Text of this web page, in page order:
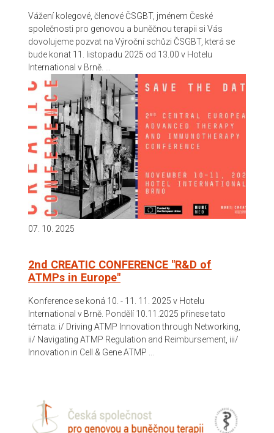
Vážení kolegové, členové ČSGBT, jménem České
společnosti pro genovou a buněčnou terapii si Vás
dovolujeme pozvat na Výroční schůzi ČSGBT, která se
bude konat 11. listopadu 2025 od 13.00 v Hotelu
International v Brně. ...
07. 10. 2025
2nd CREATIC CONFERENCE "R&D of
ATMPs in Europe"
Konference se koná 10. - 11. 11. 2025 v Hotelu
International v Brně. Pondělí 10.11.2025 přinese tato
témata: i/ Driving ATMP Innovation through Networking,
ii/ Navigating ATMP Regulation and Reimbursement, iii/
Innovation in Cell & Gene ATMP ...